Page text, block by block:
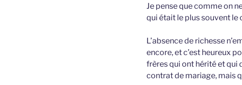
Je pense que comme on
qui était le plus souvent le
L’absence de richesse
encore, et c’est heureux
frères qui ont hérité et qui
contrat de mariage, mais